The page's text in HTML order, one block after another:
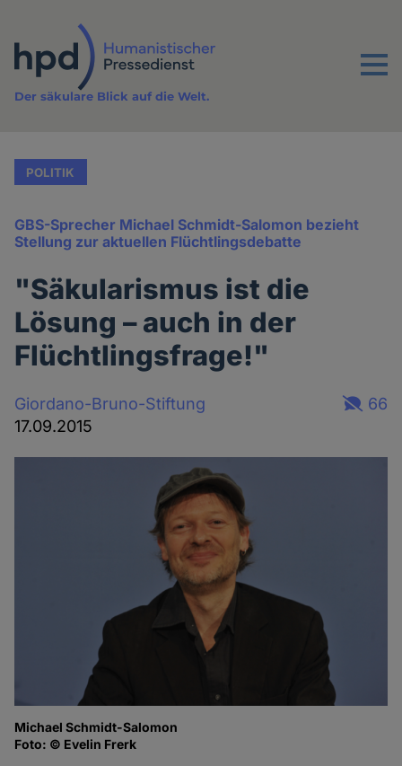
Inhalt
Menu
Der säkulare Blick auf die Welt.
POLITIK
GBS-Sprecher Michael Schmidt-Salomon bezieht
Stellung zur aktuellen Flüchtlingsdebatte
"Säkularismus ist die
Lösung – auch in der
Flüchtlingsfrage!"
Giordano-Bruno-Stiftung
17.09.2015
66
Michael Schmidt-Salomon
Foto: © Evelin Frerk